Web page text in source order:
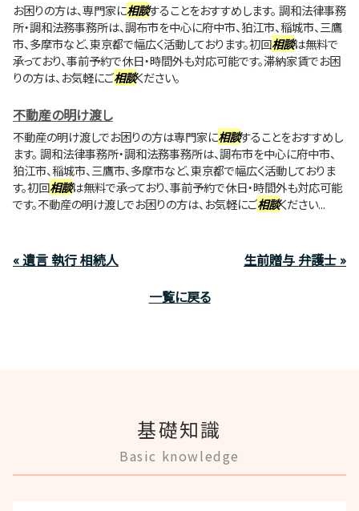
お困りの方は、専門家に相談することをおすすめします。 調和法律事務
所・調和法務事務所は、調布市を中心に府中市、狛江市、稲城市、三鷹
市、多摩市など、東京都で幅広く活動しております。初回相談は無料で
承っており、事前予約で休日・時間外も対応可能です。滞納家賃でお困
りの方は、お気軽にご相談ください。
不動産の明け渡し
不動産の明け渡しでお困りの方は専門家に相談することをおすすめし
ます。 調和法律事務所・調和法務事務所は、調布市を中心に府中市、
狛江市、稲城市、三鷹市、多摩市など、東京都で幅広く活動しておりま
す。初回相談は無料で承っており、事前予約で休日・時間外も対応可能
です。不動産の明け渡しでお困りの方は、お気軽にご相談ください...
« 遺言 執行 相続人
生前贈与 弁護士 »
一覧に戻る
基礎知識
Basic knowledge